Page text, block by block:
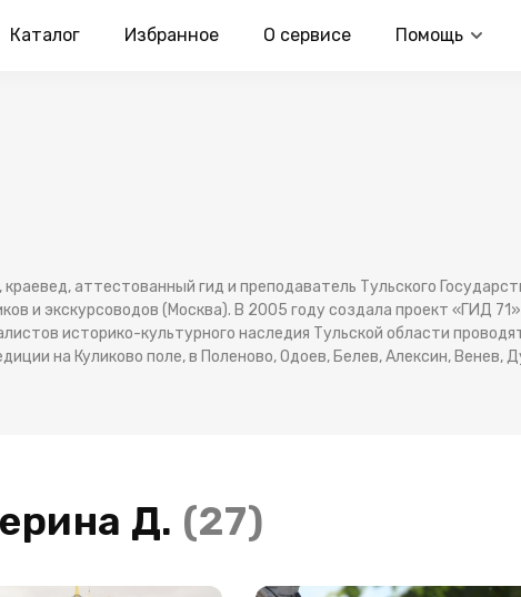
Каталог Избранное О сервисе Помощь
аттестованный гид и преподаватель Тульского
и экскурсоводов (Москва). В 2005 году создала проект «ГИД
историко-культурного наследия Тульской области
на Куликово поле, в Поленово, Одоев, Белев, Алексин, Венев,
Д. (27)